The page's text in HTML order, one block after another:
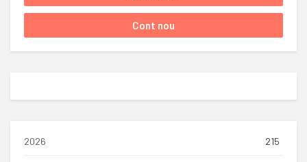
2026 215